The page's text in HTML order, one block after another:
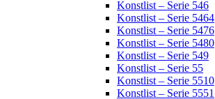
Konstlist – Serie 546
Konstlist – Serie 5464
Konstlist – Serie 5476
Konstlist – Serie 5480
Konstlist – Serie 549
Konstlist – Serie 55
Konstlist – Serie 5510
Konstlist – Serie 5551